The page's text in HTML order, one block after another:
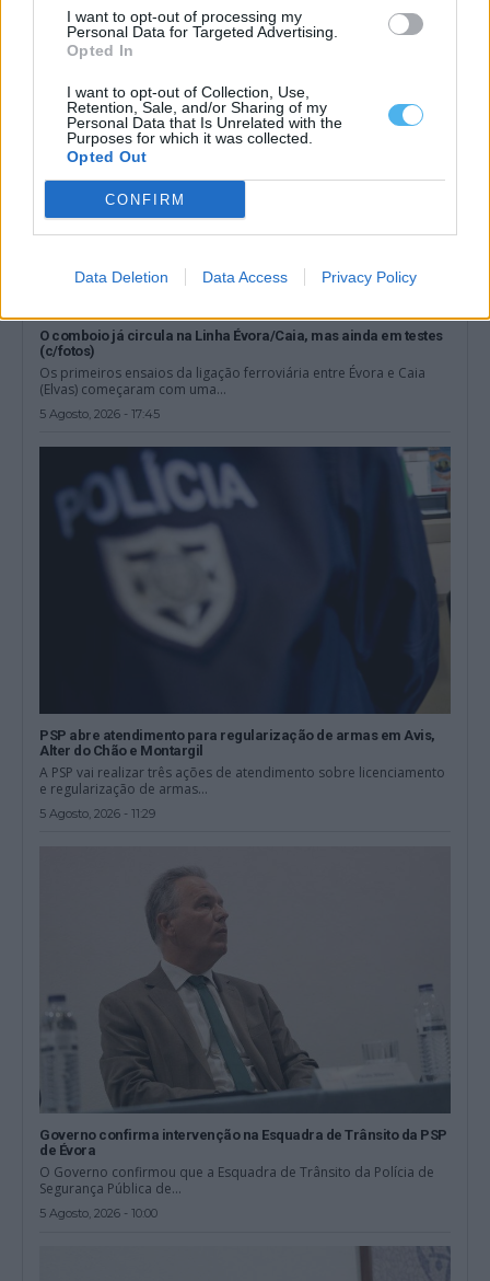
I want to opt-out of processing my
Personal Data for Targeted Advertising.
Opted In
I want to opt-out of Collection, Use,
Retention, Sale, and/or Sharing of my
Personal Data that Is Unrelated with the
Purposes for which it was collected.
Opted Out
CONFIRM
Data Deletion Data Access Privacy Policy
5 Agosto, 2026 - 21:00
O comboio já circula na Linha Évora/Caia, mas ainda em testes
(c/fotos)
Os primeiros ensaios da ligação ferroviária entre Évora e Caia
(Elvas) começaram com uma...
5 Agosto, 2026 - 17:45
PSP abre atendimento para regularização de armas em Avis,
Alter do Chão e Montargil
A PSP vai realizar três ações de atendimento sobre licenciamento
e regularização de armas...
5 Agosto, 2026 - 11:29
Governo confirma intervenção na Esquadra de Trânsito da PSP
de Évora
O Governo confirmou que a Esquadra de Trânsito da Polícia de
Segurança Pública de...
5 Agosto, 2026 - 10:00